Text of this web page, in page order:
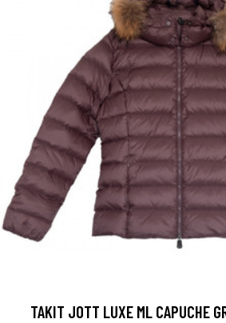
TAKIT JOTT LUXE ML CAPUCHE